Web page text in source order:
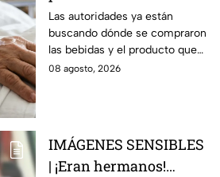
encuentran delicadas
por ingerir bebidas
alcohólicas
adulteradas en Celaya:
Las autoridades ya están
buscando dónde se compraron
las bebidas y el producto que
causó la intoxicación.
08 agosto, 2026
IMÁGENES SENSIBLES
| ¡Eran hermanos!